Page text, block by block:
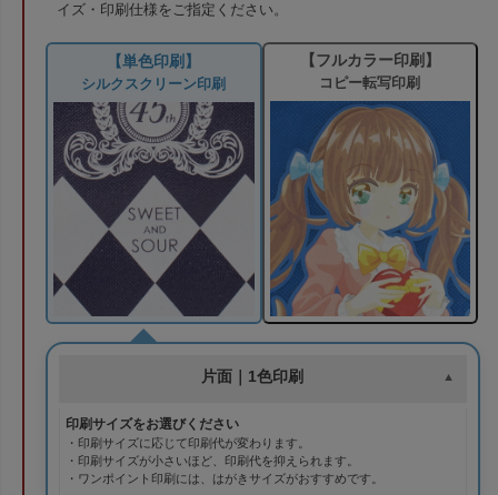
イズ・印刷仕様をご指定ください。
【単色印刷】
シルクスクリーン印刷
【フルカラー印刷】
コピー転写印刷
片面｜1色印刷
印刷サイズをお選びください
・印刷サイズに応じて印刷代が変わります。
・印刷サイズが小さいほど、印刷代を抑えられます。
・ワンポイント印刷には、はがきサイズがおすすめです。